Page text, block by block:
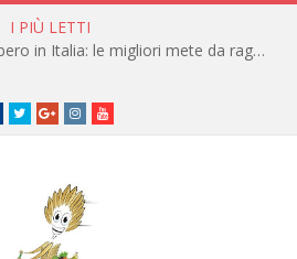
I PIÙ LETTI
Dove fare campeggio libero in Italia: le migliori mete da raggiungere in traghetto
Facebook
TwitterGoogle+instagramyoutube